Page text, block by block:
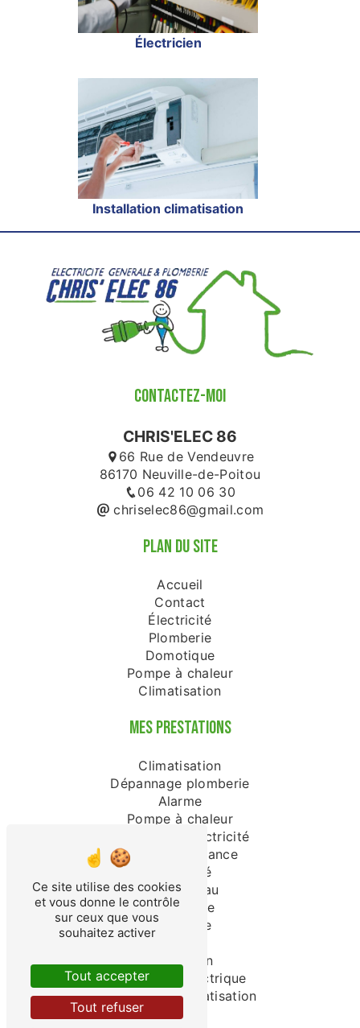
Électricien
Installation climatisation
CONTACTEZ-MOI
CHRIS'ELEC 86
66 Rue de Vendeuvre
86170 Neuville-de-Poitou
06 42 10 06 30
chriselec86@gmail.com
PLAN DU SITE
Accueil
Contact
Électricité
Plomberie
Domotique
Pompe à chaleur
Climatisation
MES PRESTATIONS
Climatisation
Dépannage plomberie
Alarme
Pompe à chaleur
Dépannage électricité
Vidéo surveillance
Électricité
Chauffe-eau
Domotique
Plomberie
Plombier
Électricien
Chauffage électrique
Installation climatisation
Ce site utilise des cookies
et vous donne le contrôle
sur ceux que vous
souhaitez activer
Tout accepter
Tout refuser